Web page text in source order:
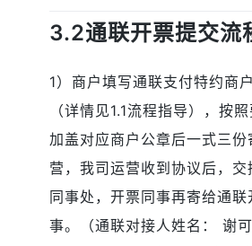
3.2通联开票提交流
1）商户填写通联支付特约商
（详情见1.1流程指导），按
加盖对应商户公章后一式三份
营，我司运营收到协议后，
同事处，开票同事再寄给通联
事。（通联对接人姓名： 谢可